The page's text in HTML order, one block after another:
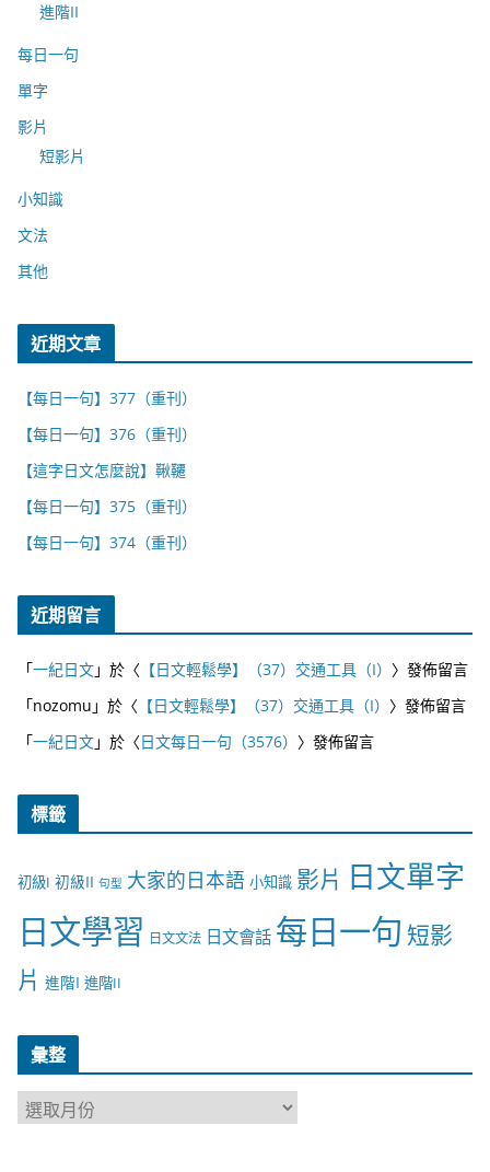
進階II
每日一句
單字
影片
短影片
小知識
文法
其他
近期文章
【每日一句】377（重刊）
【每日一句】376（重刊）
【這字日文怎麼說】鞦韆
【每日一句】375（重刊）
【每日一句】374（重刊）
近期留言
「一紀日文」於〈 【日文輕鬆學】（37）交通工具（I） 〉發佈留言
「nozomu 」於〈 【日文輕鬆學】（37）交通工具（I） 〉發佈留言
「一紀日文」於〈日文每日一句（3576） 〉發佈留言
標籤
初級I 初級II 句型 大家的日本語 小知識 影片 日文單字
日文學習 日文文法 日文會話 每日一句 短影
片 進階I 進階II
彙整
彙
整